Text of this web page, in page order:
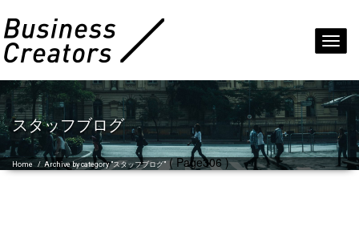
スタッフブログ
Home /Archive by category "スタッフブログ"( Page306 )